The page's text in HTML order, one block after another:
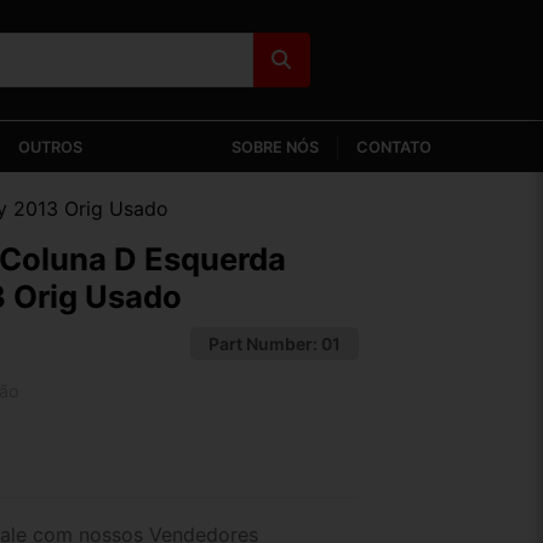
OUTROS SOBRE NÓS CONTATO
2013 Orig Usado
D Esquerda
Orig Usado
Part Number: 01
com nossos Vendedores